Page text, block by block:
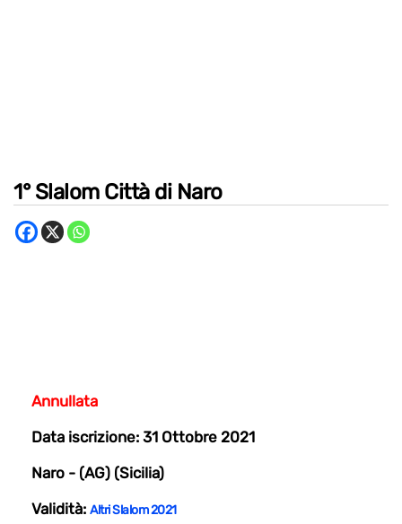
1° Slalom Città di Naro
Annullata
Data iscrizione: 31 Ottobre 2021
Naro - (AG) (Sicilia)
Validità: Altri Slalom 2021